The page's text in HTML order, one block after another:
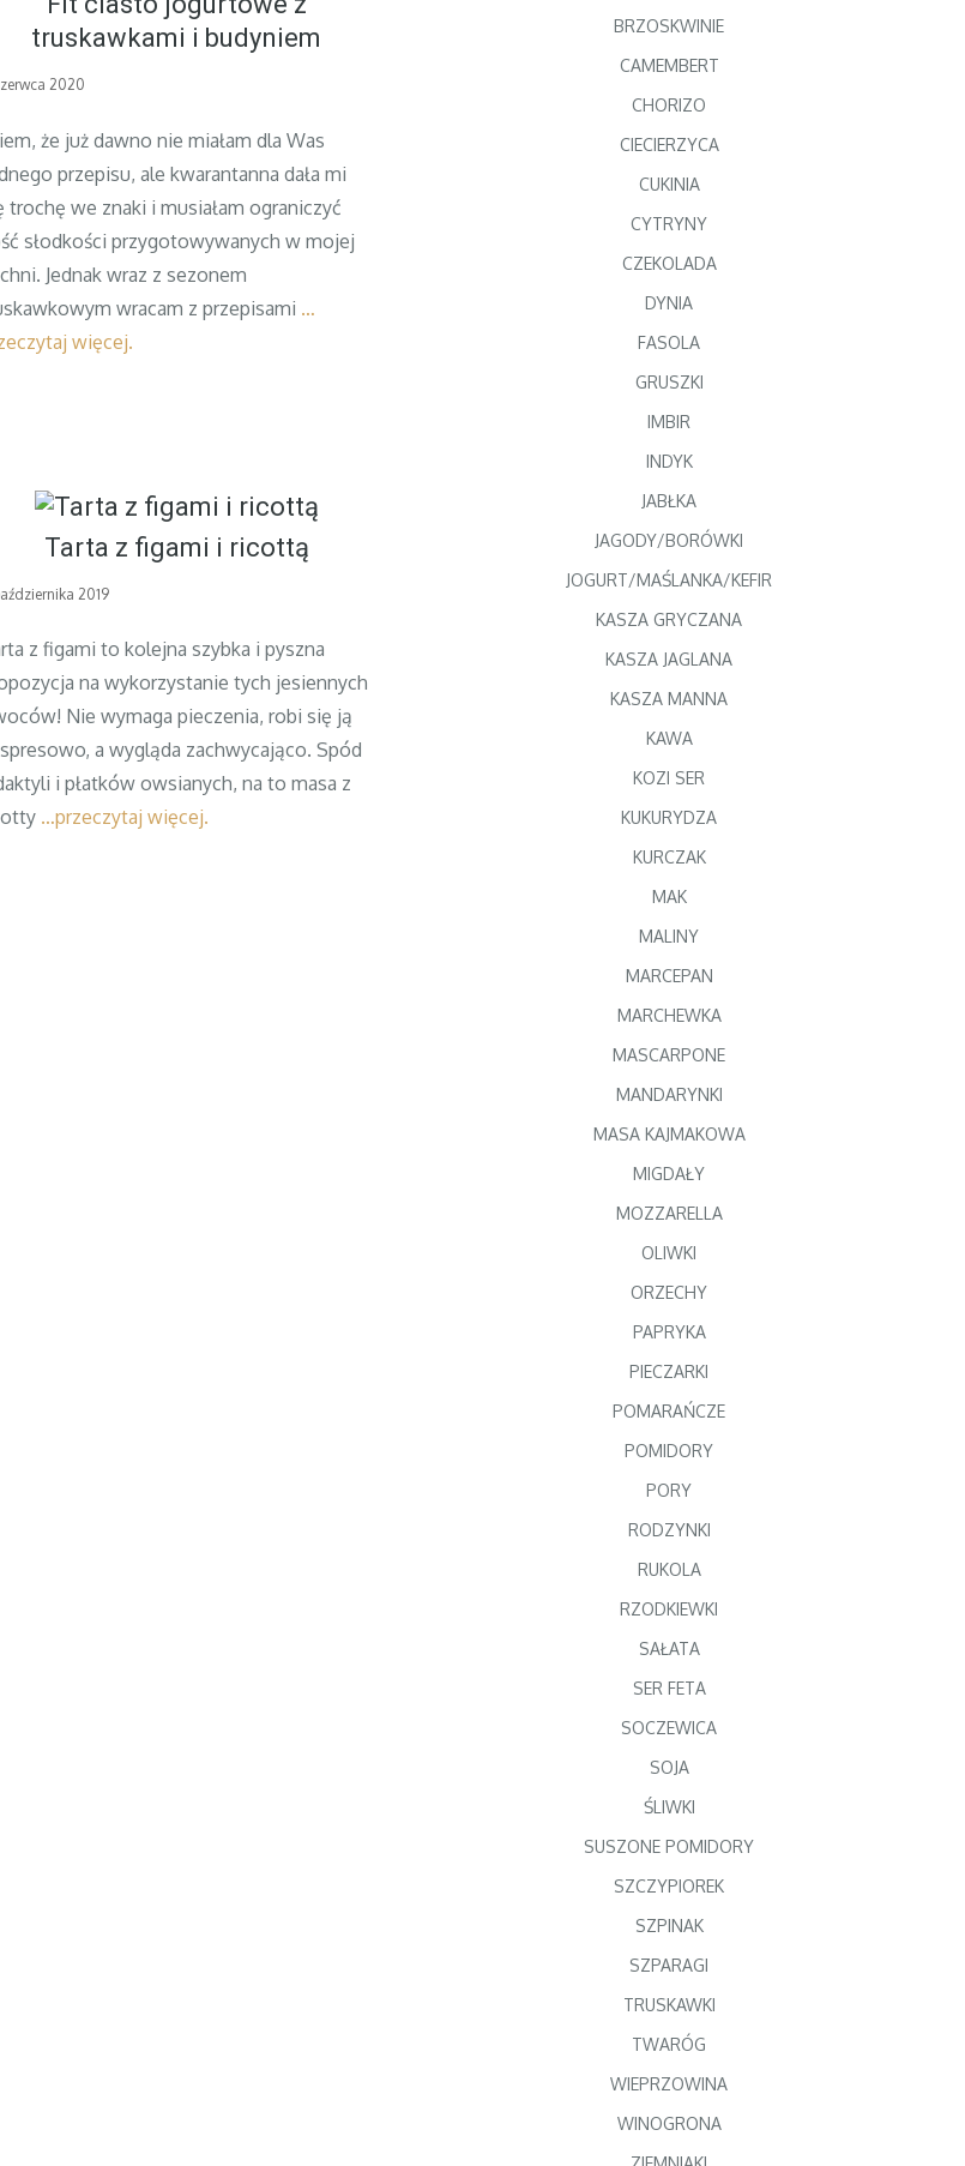
truskawkami i budyniem
2020
że już dawno nie miałam dla Was
przepisu, ale kwarantanna dała mi
trochę we znaki i musiałam ograniczyć
słodkości przygotowywanych w mojej
Jednak wraz z sezonem
wracam z przepisami …
więcej.
Tarta z figami i ricottą
2019
z figami to kolejna szybka i pyszna
na wykorzystanie tych jesiennych
Nie wymaga pieczenia, robi się ją
a wygląda zachwycająco. Spód
i płatków owsianych, na to masa z
…przeczytaj więcej.
BRZOSKWINIE
CAMEMBERT
CHORIZO
CIECIERZYCA
CUKINIA
CYTRYNY
CZEKOLADA
DYNIA
FASOLA
GRUSZKI
IMBIR
INDYK
JABŁKA
JAGODY/BORÓWKI
JOGURT/MAŚLANKA/KEFIR
KASZA GRYCZANA
KASZA JAGLANA
KASZA MANNA
KAWA
KOZI SER
KUKURYDZA
KURCZAK
MAK
MALINY
MARCEPAN
MARCHEWKA
MASCARPONE
MANDARYNKI
MASA KAJMAKOWA
MIGDAŁY
MOZZARELLA
OLIWKI
ORZECHY
PAPRYKA
PIECZARKI
POMARAŃCZE
POMIDORY
PORY
RODZYNKI
RUKOLA
RZODKIEWKI
SAŁATA
SER FETA
SOCZEWICA
SOJA
ŚLIWKI
SUSZONE POMIDORY
SZCZYPIOREK
SZPINAK
SZPARAGI
TRUSKAWKI
TWARÓG
WIEPRZOWINA
WINOGRONA